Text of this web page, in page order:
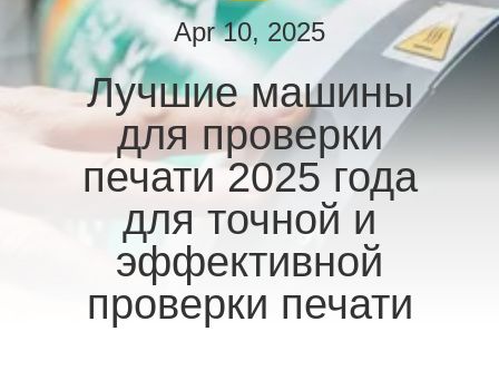
КАЧЕСТВА
СВЯЖИТЕСЬ
МЫ
НОВОСТИ
СПРОСИТЕ
ЦИТАТУ
Apr 10, 2025
Лучшие машины
для проверки
печати 2025 года
для точной и
эффективной
проверки печати